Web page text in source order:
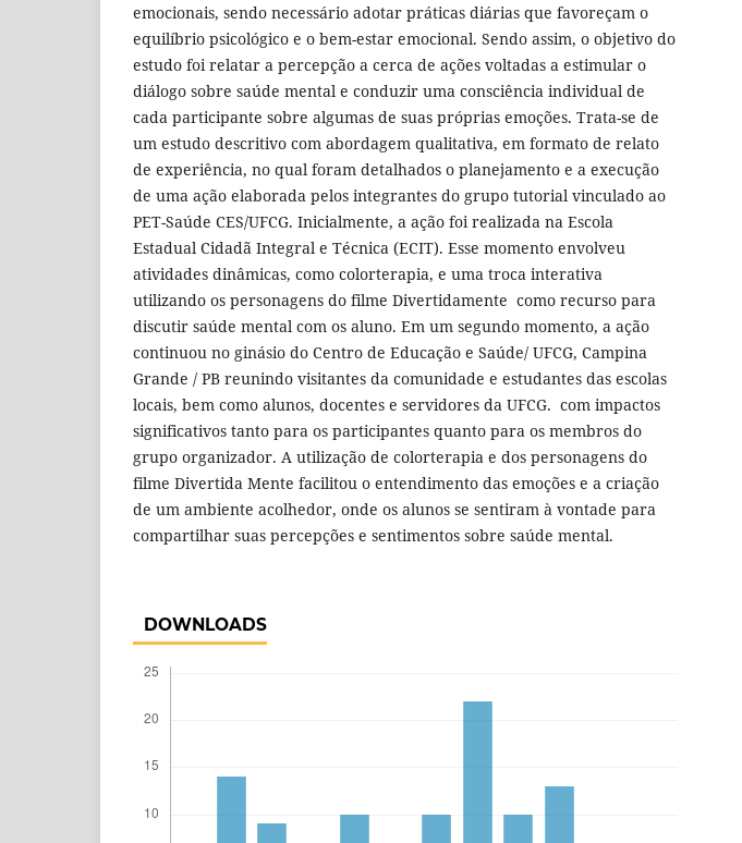
emocionais, sendo necessário adotar práticas diárias que favoreçam o
equilíbrio psicológico e o bem-estar emocional. Sendo assim, o objetivo do
estudo foi relatar a percepção a cerca de ações voltadas a estimular o
diálogo sobre saúde mental e conduzir uma consciência individual de
cada participante sobre algumas de suas próprias emoções. Trata-se de
um estudo descritivo com abordagem qualitativa, em formato de relato
de experiência, no qual foram detalhados o planejamento e a execução
de uma ação elaborada pelos integrantes do grupo tutorial vinculado ao
PET-Saúde CES/UFCG. Inicialmente, a ação foi realizada na Escola
Estadual Cidadã Integral e Técnica (ECIT). Esse momento envolveu
atividades dinâmicas, como colorterapia, e uma troca interativa
utilizando os personagens do filme Divertidamente como recurso para
discutir saúde mental com os aluno. Em um segundo momento, a ação
continuou no ginásio do Centro de Educação e Saúde/ UFCG, Campina
Grande / PB reunindo visitantes da comunidade e estudantes das escolas
locais, bem como alunos, docentes e servidores da UFCG. com impactos
significativos tanto para os participantes quanto para os membros do
grupo organizador. A utilização de colorterapia e dos personagens do
filme Divertida Mente facilitou o entendimento das emoções e a criação
de um ambiente acolhedor, onde os alunos se sentiram à vontade para
compartilhar suas percepções e sentimentos sobre saúde mental.
DOWNLOADS